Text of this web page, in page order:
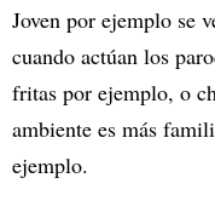
Joven por ejemplo se
cuando actúan los
fritas por ejemplo, o
ambiente es más
ejemplo.